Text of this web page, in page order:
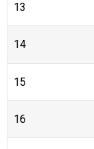
13
14
15
16